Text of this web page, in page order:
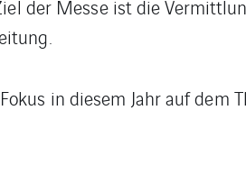
der Messe ist die
in diesem Jahr auf dem